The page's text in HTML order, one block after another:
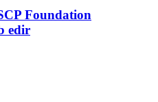
Foundation
edir